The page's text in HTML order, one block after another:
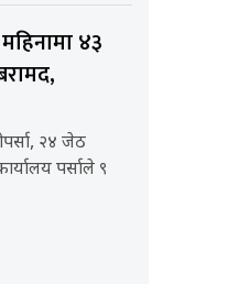
४३
२४ जेठ
पर्साले ९